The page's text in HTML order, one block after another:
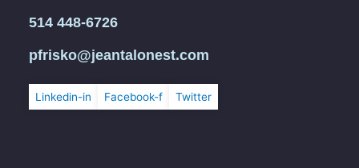
514 448-6726
pfrisko@jeantalonest.com
Linkedin-in Facebook-f Twitter